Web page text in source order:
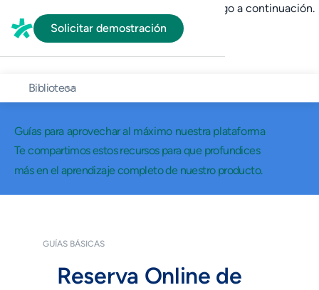
Solicitar demostración
En HubSpot tenemos otro código que te pego a continuación.
Biblioteca
Guías para aprovechar al máximo nuestra plataforma
Te compartimos estos recursos para que profundices
más en el aprendizaje completo de nuestro producto.
GUÍAS BÁSICAS
Reserva Online de